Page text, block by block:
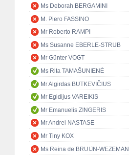
Ms Deborah BERGAMINI
M. Piero FASSINO
Mr Roberto RAMPI
Ms Susanne EBERLE-STRUB
Mr Günter VOGT
Ms Rita TAMAŠUNIENĖ
Mr Algirdas BUTKEVIČIUS
Mr Egidijus VAREIKIS
Mr Emanuelis ZINGERIS
Mr Andrei NASTASE
Mr Tiny KOX
Ms Reina de BRUIJN-WEZEMAN